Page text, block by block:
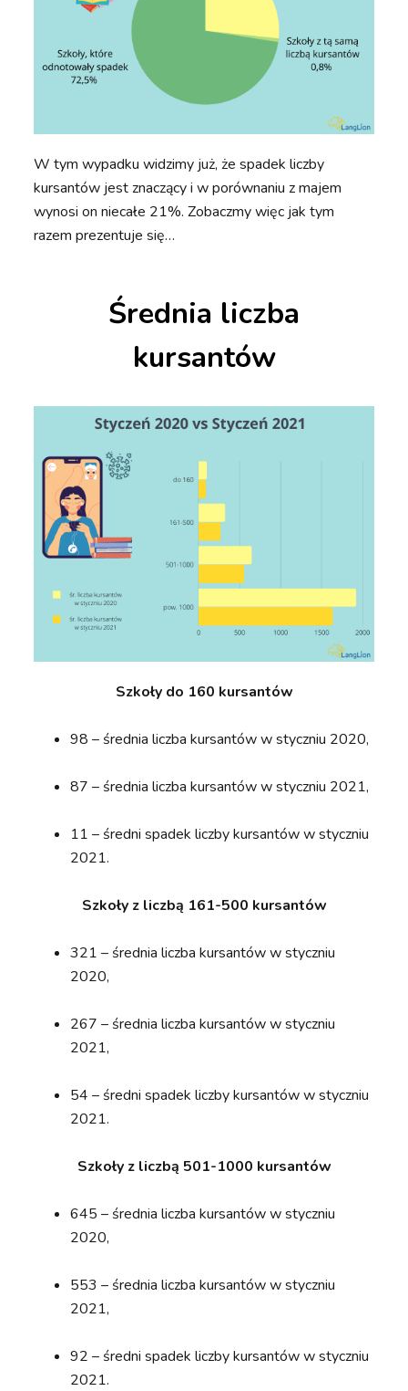
W tym wypadku widzimy już, że spadek liczby
kursantów jest znaczący i w porównaniu z majem
wynosi on niecałe 21%. Zobaczmy więc jak tym
razem prezentuje się…
Średnia liczba
kursantów
Szkoły do 160 kursantów
98 – średnia liczba kursantów w styczniu 2020,
87 – średnia liczba kursantów w styczniu 2021,
11 – średni spadek liczby kursantów w styczniu
2021.
Szkoły z liczbą 161-500 kursantów
321 – średnia liczba kursantów w styczniu
2020,
267 – średnia liczba kursantów w styczniu
2021,
54 – średni spadek liczby kursantów w styczniu
2021.
Szkoły z liczbą 501-1000 kursantów
645 – średnia liczba kursantów w styczniu
2020,
553 – średnia liczba kursantów w styczniu
2021,
92 – średni spadek liczby kursantów w styczniu
2021.